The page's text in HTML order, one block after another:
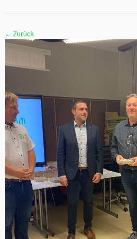
← Zurück